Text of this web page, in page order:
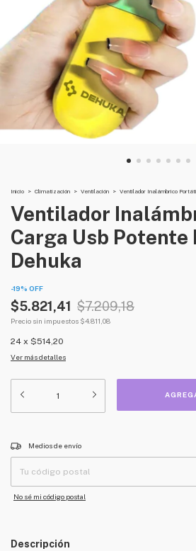
Inicio > Climatización > Ventilación > Ventilador Inalámbrico
Ventilador
Carga Usb Potente
Dehuka
-19% OFF
$5.821,41 $7.209,18
Precio sin impuestos $4.811,08
24 x $514,20
Ver más detalles
Entregas para el CP:
Medios de envío
No sé mi código postal
Descripción